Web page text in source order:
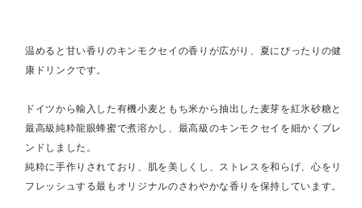
温めると甘い香りのキンモクセイの香りが広がり、夏にぴったりの健
康ドリンクです。
ドイツから輸入した有機小麦ともち米から抽出した麦芽を紅氷砂糖と
最高級純粋龍眼蜂蜜で煮溶かし、最高級のキンモクセイを細かくブレ
ンドしました。
純粋に手作りされており、肌を美しくし、ストレスを和らげ、心をリ
フレッシュする最もオリジナルのさわやかな香りを保持しています。